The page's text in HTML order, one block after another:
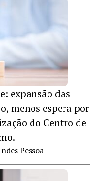
expansão das
menos espera por
do Centro de
Pessoa